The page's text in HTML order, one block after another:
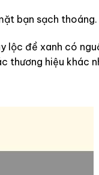
bạn sạch thoáng.
lộc đề xanh có
thương hiệu khác